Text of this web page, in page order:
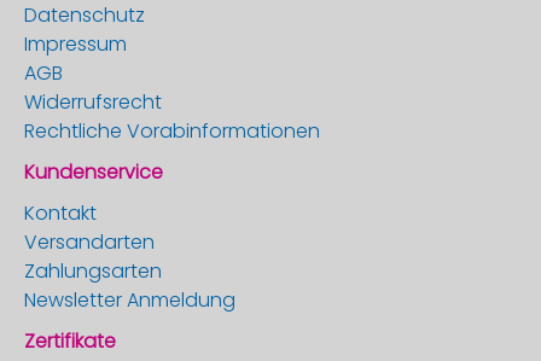
Datenschutz
Impressum
AGB
Widerrufsrecht
Rechtliche Vorabinformationen
Kundenservice
Kontakt
Versandarten
Zahlungsarten
Newsletter Anmeldung
Zertifikate